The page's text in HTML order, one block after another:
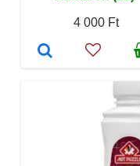
4 000 Ft